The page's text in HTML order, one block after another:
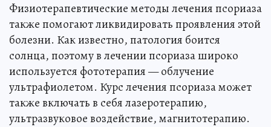
Физиотерапевтические методы лечения псориаза
также помогают ликвидировать проявления этой
болезни. Как известно, патология боится
солнца, поэтому в лечении псориаза широко
используется фототерапия — облучение
ультрафиолетом. Курс лечения псориаза может
также включать в себя лазеротерапию,
ультразвуковое воздействие, магнитотерапию.